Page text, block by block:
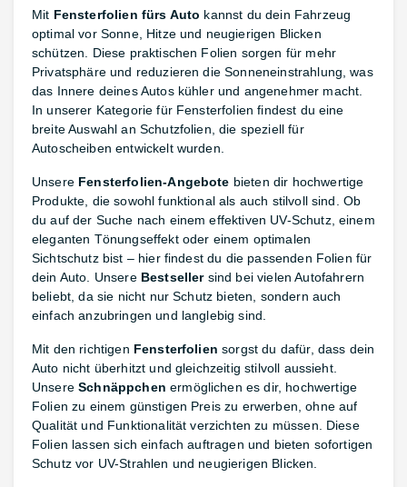
Mit Fensterfolien fürs Auto kannst du dein Fahrzeug
optimal vor Sonne, Hitze und neugierigen Blicken
schützen. Diese praktischen Folien sorgen für mehr
Privatsphäre und reduzieren die Sonneneinstrahlung, was
das Innere deines Autos kühler und angenehmer macht.
In unserer Kategorie für Fensterfolien findest du eine
breite Auswahl an Schutzfolien, die speziell für
Autoscheiben entwickelt wurden.
Unsere Fensterfolien-Angebote bieten dir hochwertige
Produkte, die sowohl funktional als auch stilvoll sind. Ob
du auf der Suche nach einem effektiven UV-Schutz, einem
eleganten Tönungseffekt oder einem optimalen
Sichtschutz bist – hier findest du die passenden Folien für
dein Auto. Unsere Bestsellersind bei vielen Autofahrern
beliebt, da sie nicht nur Schutz bieten, sondern auch
einfach anzubringen und langlebig sind.
Mit den richtigen Fensterfolien sorgst du dafür, dass dein
Auto nicht überhitzt und gleichzeitig stilvoll aussieht.
UnsereSchnäppchen ermöglichen es dir, hochwertige
Folien zu einem günstigen Preis zu erwerben, ohne auf
Qualität und Funktionalität verzichten zu müssen. Diese
Folien lassen sich einfach auftragen und bieten sofortigen
Schutz vor UV-Strahlen und neugierigen Blicken.